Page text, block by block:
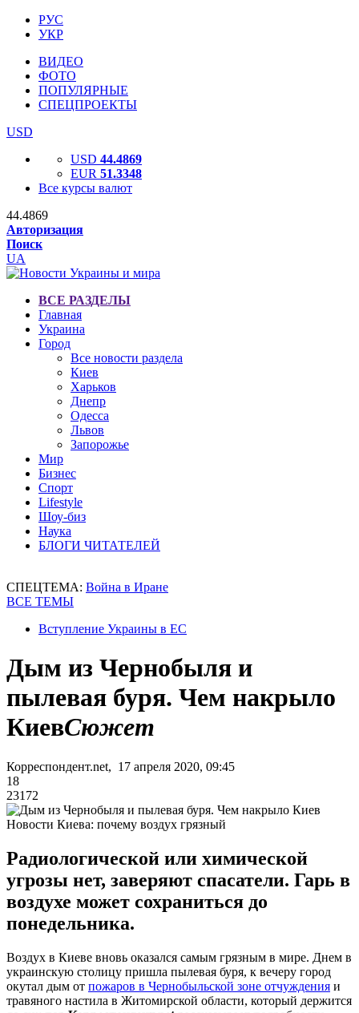
РУС
УКР
ВИДЕО
ФОТО
ПОПУЛЯРНЫЕ
СПЕЦПРОЕКТЫ
USD
USD 44.4869
EUR 51.3348
Все курсы валют
44.4869
Авторизация
Поиск
UA
ВСЕ РАЗДЕЛЫ
Главная
Украина
Город
Все новости раздела
Киев
Харьков
Днепр
Одесса
Львов
Запорожье
Мир
Бизнес
Спорт
Lifestyle
Шоу-биз
Наука
БЛОГИ ЧИТАТЕЛЕЙ
СПЕЦТЕМА: Война в Иране
ВСЕ ТЕМЫ
Вступление Украины в ЕС
Дым из Чернобыля и
пылевая буря. Чем накрыло
КиевСюжет
Корреспондент.net, 17 апреля 2020, 09:45
18
23172
Новости Киева: почему воздух грязный
Радиологической или химической
угрозы нет, заверяют спасатели. Гарь в
воздухе может сохраниться до
понедельника.
Воздух в Киеве вновь оказался самым грязным в мире. Днем в
украинскую столицу пришла пылевая буря, к вечеру город
окутал дым от пожаров в Чернобыльской зоне отчуждения и
травяного настила в Житомирской области, который держится